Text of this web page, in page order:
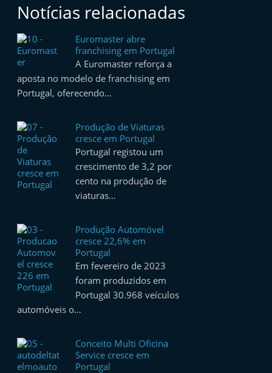
Notícias relacionadas
Euromaster abre
franchising em Portugal
A Euromaster reforça a
aposta no modelo de franchising em
Portugal, oferecendo…
Produção de Viaturas
cresce em Portugal
Portugal registou um
crescimento de 3,2 por
cento na produção de
viaturas…
Produção Automóvel
cresce 22,6% em
Portugal
Em fevereiro de 2023
foram produzidos em
Portugal 30.968 veículos
automóveis o…
Conceito Multi Oficina
Service cresce em
Portugal